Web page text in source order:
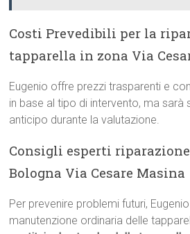
Costi Prevedibili per la
tapparella in zona Via
Eugenio offre prezzi trasparenti e
in base al tipo di intervento, ma
anticipo durante la valutazione.
Consigli esperti
Bologna Via Cesare Masina
Per prevenire problemi futuri,
manutenzione ordinaria delle